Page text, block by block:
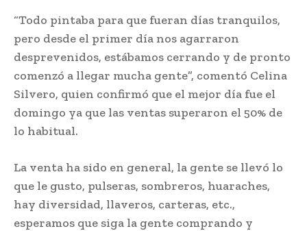
“Todo pintaba para que fueran días tranquilos,
pero desde el primer día nos agarraron
desprevenidos, estábamos cerrando y de pronto
comenzó a llegar mucha gente”, comentó Celina
Silvero, quien confirmó que el mejor día fue el
domingo ya que las ventas superaron el 50% de
lo habitual.
La venta ha sido en general, la gente se llevó lo
que le gusto, pulseras, sombreros, huaraches,
hay diversidad, llaveros, carteras, etc.,
esperamos que siga la gente comprando y